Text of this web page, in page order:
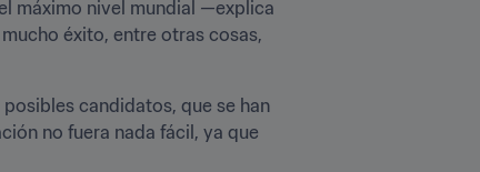
máximo nivel mundial —explica
éxito, entre otras cosas,
candidatos, que se han
no fuera nada fácil, ya que